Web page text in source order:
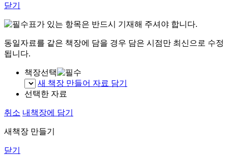
닫기
표가 있는 항목은 반드시 기재해 주셔야 합니다.
동일자료를 같은 책장에 담을 경우 담은 시점만 최신으로 수정
됩니다.
책장선택
새 책장 만들어 자료 담기
선택한 자료
취소 내책장에 담기
새책장 만들기
닫기